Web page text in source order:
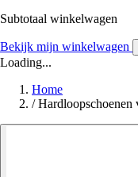
Subtotaal winkelwagen
Bekijk mijn winkelwagen
Loading...
Home
/